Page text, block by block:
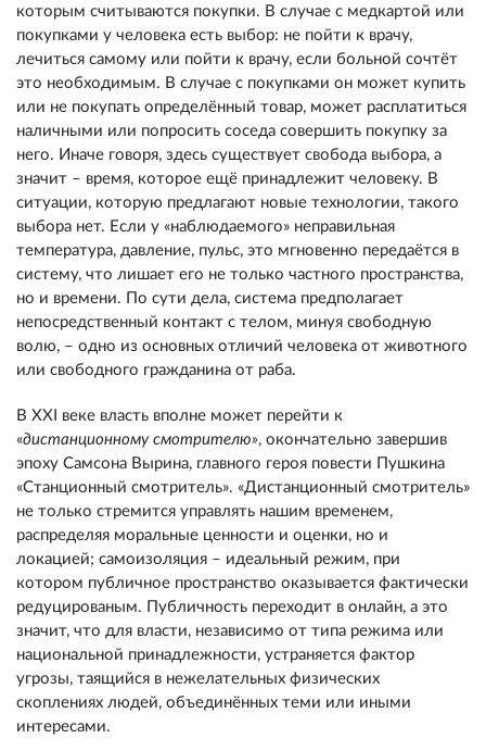
которым считываются покупки. В случае с медкартой или
покупками у человека есть выбор: не пойти к врачу,
лечиться самому или пойти к врачу, если больной сочтёт
это необходимым. В случае с покупками он может купить
или не покупать определённый товар, может расплатиться
наличными или попросить соседа совершить покупку за
него. Иначе говоря, здесь существует свобода выбора, а
значит – время, которое ещё принадлежит человеку. В
ситуации, которую предлагают новые технологии, такого
выбора нет. Если у «наблюдаемого» неправильная
температура, давление, пульс, это мгновенно передаётся в
систему, что лишает его не только частного пространства,
но и времени. По сути дела, система предполагает
непосредственный контакт с телом, минуя свободную
волю, – одно из основных отличий человека от животного
или свободного гражданина от раба.
В XXI веке власть вполне может перейти к
«дистанционному смотрителю», окончательно завершив
эпоху Самсона Вырина, главного героя повести Пушкина
«Станционный смотритель». «Дистанционный смотритель»
не только стремится управлять нашим временем,
распределяя моральные ценности и оценки, но и
локацией; самоизоляция – идеальный режим, при
котором публичное пространство оказывается фактически
редуцированым. Публичность переходит в онлайн, а это
значит, что для власти, независимо от типа режима или
национальной принадлежности, устраняется фактор
угрозы, таящийся в нежелательных физических
скоплениях людей, объединённых теми или иными
интересами.